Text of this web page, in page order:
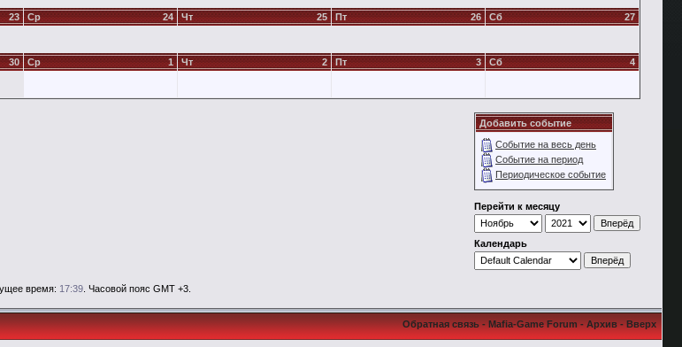
23 24
Ср 25
Чт 26
Пт 27
Сб
30 1
Ср 2
Чт 3
Пт 4
Сб
Добавить событие
Событие на весь день
Событие на период
Периодическое событие
Перейти к месяцу
Календарь
время: 17:39 . Часовой пояс GMT +3.
Обратная связь-Mafia-Game Forum-Архив-Вверх